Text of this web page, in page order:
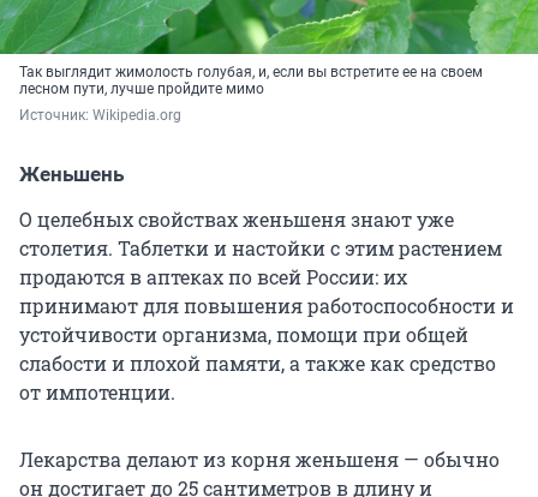
Так выглядит жимолость голубая, и, если вы встретите ее на своем
лесном пути, лучше пройдите мимо
Источник: Wikipedia.org
Женьшень
О целебных свойствах женьшеня знают уже
столетия. Таблетки и настойки с этим растением
продаются в аптеках по всей России: их
принимают для повышения работоспособности и
устойчивости организма, помощи при общей
слабости и плохой памяти, а также как средство
от импотенции.
Лекарства делают из корня женьшеня — обычно
он достигает до 25 сантиметров в длину и